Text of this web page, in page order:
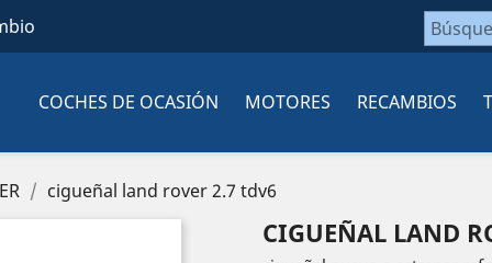
COCHES DE OCASIÓN MOTORES RECAMBIOS
cigueñal land rover 2.7 tdv6
CIGUEÑAL LAND